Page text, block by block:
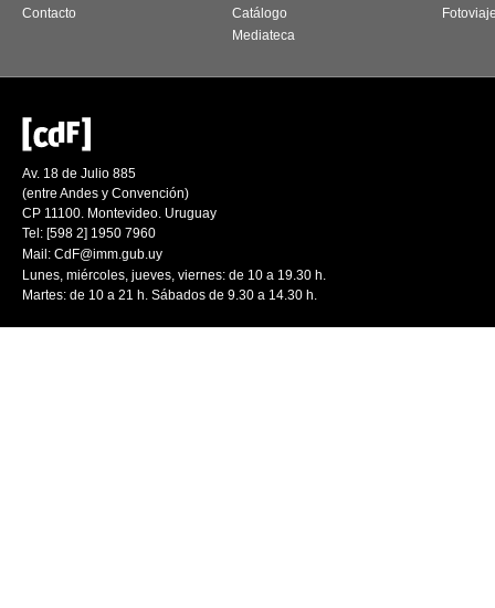
Contacto
Catálogo
Mediateca
Av. 18 de Julio 885
(entre Andes y Convención)
CP 11100. Montevideo. Uruguay
Tel: [598 2] 1950 7960
Mail: CdF@imm.gub.uy
Lunes, miércoles, jueves, viernes: de 10 a 19.30 h.
Martes: de 10 a 21 h. Sábados de 9.30 a 14.30 h.